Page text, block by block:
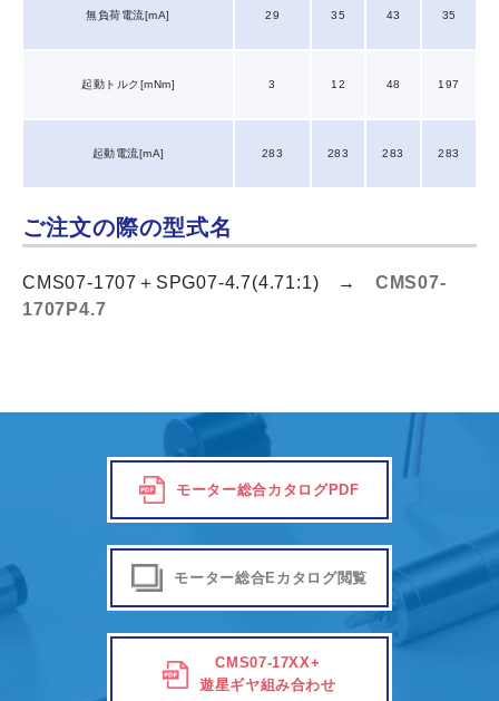
無負荷電流[mA] 29 35 43 35
起動トルク[mNm] 3 12 48 197
起動電流[mA] 283 283 283 283
ご注文の際の型式名
CMS07-1707＋SPG07-4.7(4.71:1) → CMS07-
1707P4.7
モーター総合カタログPDF
モーター総合Eカタログ閲覧
CMS07-17XX+
遊星ギヤ組み合わせ